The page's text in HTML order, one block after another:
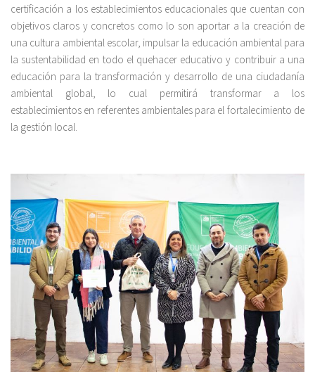
certificación a los establecimientos educacionales que cuentan con
objetivos claros y concretos como lo son aportar a la creación de
una cultura ambiental escolar, impulsar la educación ambiental para
la sustentabilidad en todo el quehacer educativo y contribuir a una
educación para la transformación y desarrollo de una ciudadanía
ambiental global, lo cual permitirá transformar a los
establecimientos en referentes ambientales para el fortalecimiento de
la gestión local.